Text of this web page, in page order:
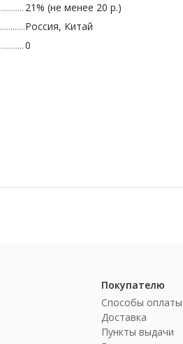
21% (не менее 20 р.)
Россия, Китай
0
Покупателю
Способы оплаты
Доставка
Пункты выдачи